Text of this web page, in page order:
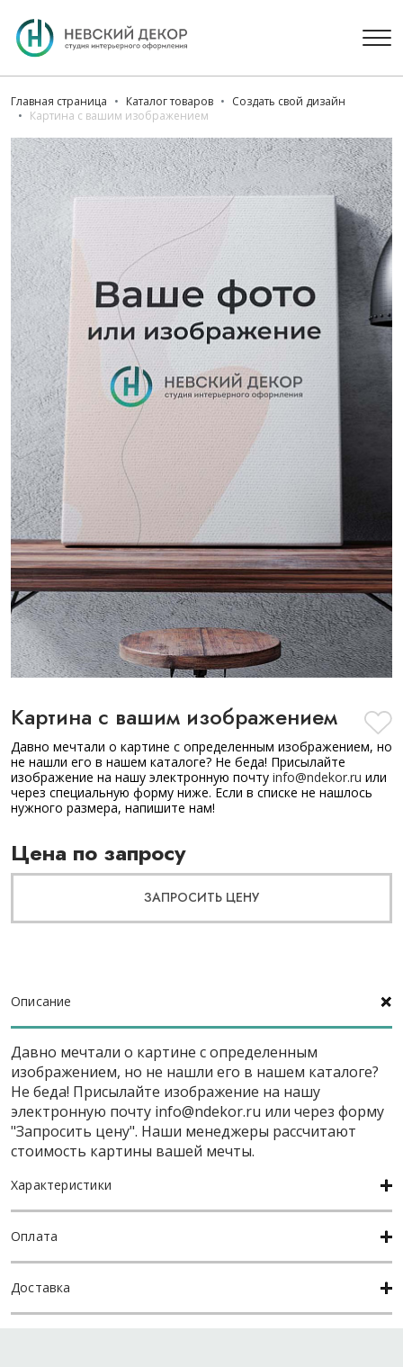
Главная страница Каталог товаров
Создать свой дизайн
Картина с вашим изображением
Картина с вашим изображением
Давно мечтали о картине с определенным изображением, но
не нашли его в нашем каталоге? Не беда! Присылайте
изображение на нашу электронную почту info@ndekor.ru или
через специальную форму ниже. Если в списке не нашлось
нужного размера, напишите нам!
Цена по запросу
ЗАПРОСИТЬ ЦЕНУ
Описание
Давно мечтали о картине с определенным
изображением, но не нашли его в нашем каталоге?
Не беда! Присылайте изображение на нашу
электронную почту info@ndekor.ru или через форму
"Запросить цену". Наши менеджеры рассчитают
стоимость картины вашей мечты.
Характеристики
Оплата
Доставка